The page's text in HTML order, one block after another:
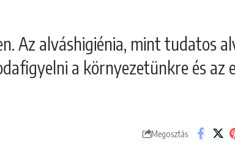
Az alváshigiénia, mint tudatos
a környezetünkre és
Megosztás